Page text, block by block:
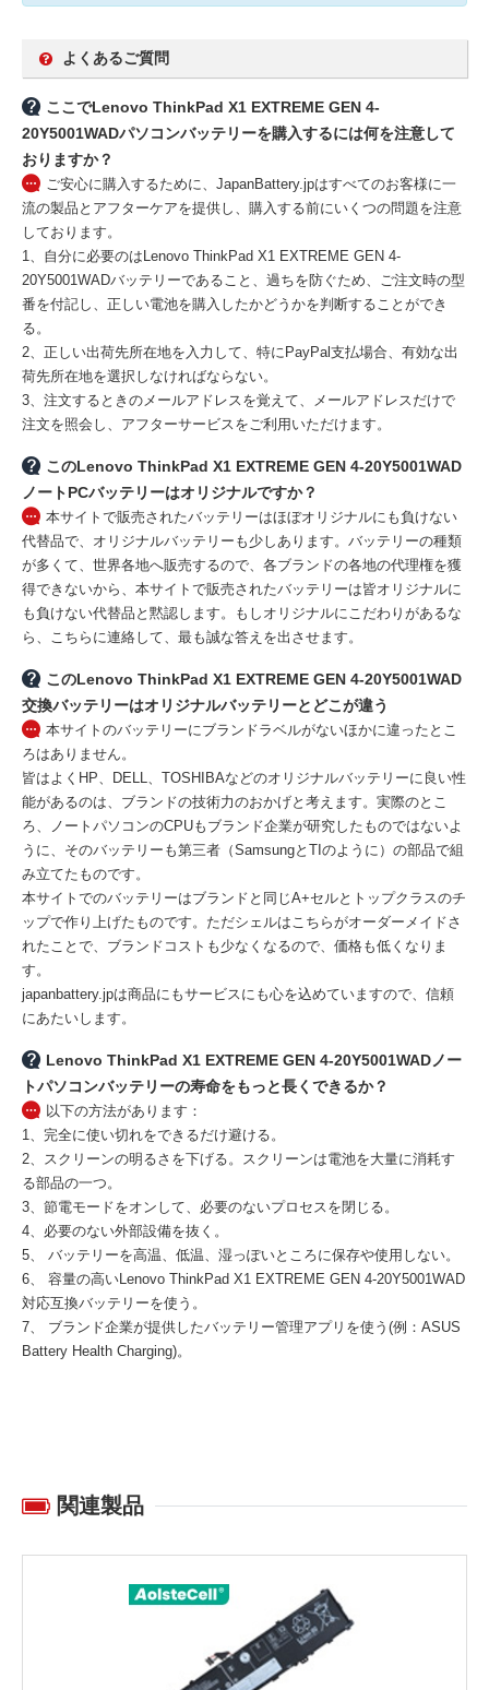
よくあるご質問
ここでLenovo ThinkPad X1 EXTREME GEN 4-
20Y5001WADパソコンバッテリーを購入するには何を注意して
おりますか？
ご安心に購入するために、JapanBattery.jpはすべてのお客様に一
流の製品とアフターケアを提供し、購入する前にいくつの問題を注意
しております。
1、自分に必要のはLenovo ThinkPad X1 EXTREME GEN 4-
20Y5001WADバッテリーであること、過ちを防ぐため、ご注文時の型
番を付記し、正しい電池を購入したかどうかを判断することができ
る。
2、正しい出荷先所在地を入力して、特にPayPal支払場合、有効な出
荷先所在地を選択しなければならない。
3、注文するときのメールアドレスを覚えて、メールアドレスだけで
注文を照会し、アフターサービスをご利用いただけます。
このLenovo ThinkPad X1 EXTREME GEN 4-20Y5001WAD
ノートPCバッテリーはオリジナルですか？
本サイトで販売されたバッテリーはほぼオリジナルにも負けない
代替品で、オリジナルバッテリーも少しあります。バッテリーの種類
が多くて、世界各地へ販売するので、各ブランドの各地の代理権を獲
得できないから、本サイトで販売されたバッテリーは皆オリジナルに
も負けない代替品と黙認します。もしオリジナルにこだわりがあるな
ら、こちらに連絡して、最も誠な答えを出させます。
このLenovo ThinkPad X1 EXTREME GEN 4-20Y5001WAD
交換バッテリーはオリジナルバッテリーとどこが違う
本サイトのバッテリーにブランドラベルがないほかに違ったとこ
ろはありません。
皆はよくHP、DELL、TOSHIBAなどのオリジナルバッテリーに良い性
能があるのは、ブランドの技術力のおかげと考えます。実際のとこ
ろ、ノートパソコンのCPUもブランド企業が研究したものではないよ
うに、そのバッテリーも第三者（SamsungとTIのように）の部品で組
み立てたものです。
本サイトでのバッテリーはブランドと同じA+セルとトップクラスのチ
ップで作り上げたものです。ただシェルはこちらがオーダーメイドさ
れたことで、ブランドコストも少なくなるので、価格も低くなりま
す。
japanbattery.jpは商品にもサービスにも心を込めていますので、信頼
にあたいします。
Lenovo ThinkPad X1 EXTREME GEN 4-20Y5001WADノー
トパソコンバッテリーの寿命をもっと長くできるか？
以下の方法があります：
1、完全に使い切れをできるだけ避ける。
2、スクリーンの明るさを下げる。スクリーンは電池を大量に消耗す
る部品の一つ。
3、節電モードをオンして、必要のないプロセスを閉じる。
4、必要のない外部設備を抜く。
5、 バッテリーを高温、低温、湿っぽいところに保存や使用しない。
6、 容量の高いLenovo ThinkPad X1 EXTREME GEN 4-20Y5001WAD
対応互換バッテリーを使う。
7、 ブランド企業が提供したバッテリー管理アプリを使う(例：ASUS
Battery Health Charging)。
関連製品